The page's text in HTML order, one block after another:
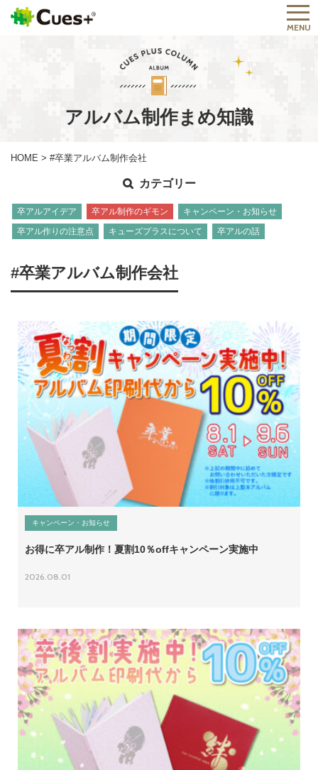
MENU
アルバム制作まめ知識
HOME > #卒業アルバム制作会社
カテゴリー
卒アルアイデア 卒アル制作のギモン
キャンペーン・お知らせ
卒アル作りの注意点
キューズプラスについて 卒アルの話
#卒業アルバム制作会社
キャンペーン・お知らせ
お得に卒アル制作！夏割10％offキャンペーン実施中
2026.08.01
営業時間 9:30~18:30 (土日祝休み)
LINEで相談する 無料お見積もり 資料請求